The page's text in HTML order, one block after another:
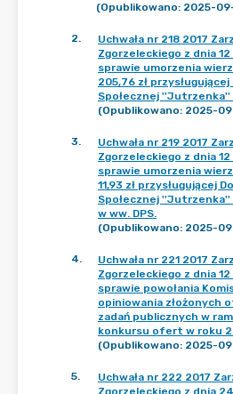
(Opublikowano: 2025-
2.
Uchwała nr 218 2017
Zgorzeleckiego z dnia
sprawie umorzenia
205,76 zł
Społecznej ''Jutrzenka''
(Opublikowano: 2025-
3.
Uchwała nr 219 2017
Zgorzeleckiego z dnia
sprawie umorzenia
11,93 zł przysługującej
Społecznej
w ww. DPS.
(Opublikowano: 2025-
4.
Uchwała nr 221 2017
Zgorzeleckiego z dnia
sprawie powołania
opiniowania złożonych
zadań publicznych w
konkursu ofert w roku
(Opublikowano: 2025-
5.
Uchwała nr 222 2017
Zgorzeleckiego z dnia